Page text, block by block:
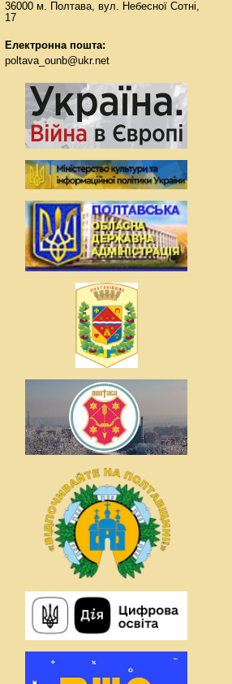
36000 м. Полтава, вул. Небесної Сотні,
17
Електронна пошта:
poltava_ounb@ukr.net